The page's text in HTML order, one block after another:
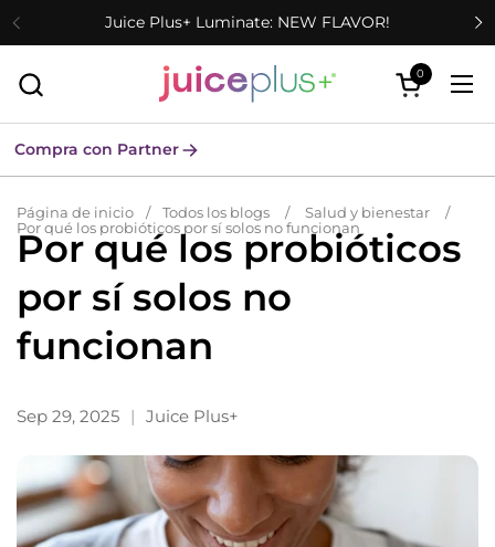
Ir al contenidoJuice Plus+ Luminate: NEW FLAVOR!
Abrir carrito
0
Compra con Partner
Página de inicio / Todos los blogs / Salud y bienestar
/
Por qué los probióticos por sí solos no funcionan
Por qué los probióticos
por sí solos no
funcionan
Sep 29, 2025 Juice Plus+